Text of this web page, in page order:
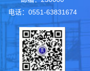
电话：0551-63831674